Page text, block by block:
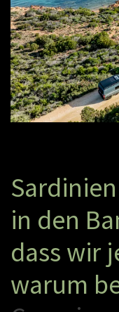
Sardinien
in den Ba
dass wir j
warum b